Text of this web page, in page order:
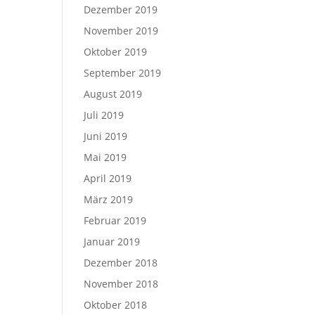
Dezember 2019
November 2019
Oktober 2019
September 2019
August 2019
Juli 2019
Juni 2019
Mai 2019
April 2019
März 2019
Februar 2019
Januar 2019
Dezember 2018
November 2018
Oktober 2018